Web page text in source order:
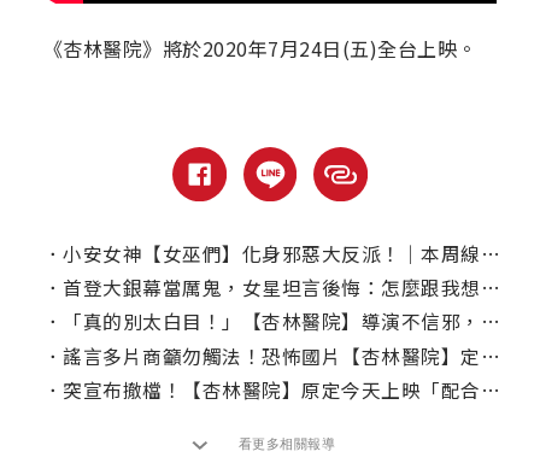
《杏林醫院》將於2020年7月24日(五)全台上映。
． 小安女神【女巫們】化身邪惡大反派！｜本周線上、電視首播推薦
． 首登大銀幕當厲鬼，女星坦言後悔：怎麼跟我想的不一樣
．
「真的別太白目！」【杏林醫院】導演不信邪，竟遭衰運纏三年
． 謠言多片商籲勿觸法！恐怖國片【杏林醫院】定檔跨年壓軸
． 突宣布撤檔！【杏林醫院】原定今天上映「配合亞洲國家」延檔
看更多相關報導